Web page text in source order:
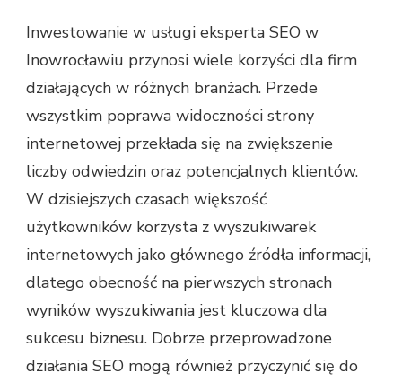
Inwestowanie w usługi eksperta SEO w
Inowrocławiu przynosi wiele korzyści dla firm
działających w różnych branżach. Przede
wszystkim poprawa widoczności strony
internetowej przekłada się na zwiększenie
liczby odwiedzin oraz potencjalnych klientów.
W dzisiejszych czasach większość
użytkowników korzysta z wyszukiwarek
internetowych jako głównego źródła informacji,
dlatego obecność na pierwszych stronach
wyników wyszukiwania jest kluczowa dla
sukcesu biznesu. Dobrze przeprowadzone
działania SEO mogą również przyczynić się do